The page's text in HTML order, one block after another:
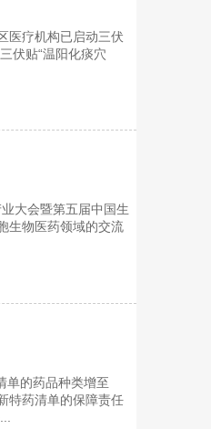
医疗机构已启动三伏
伏贴“温阳化痰穴
大会暨第五届中国生
生物医药领域的交流
单的药品种类增至
特药清单的保障责任